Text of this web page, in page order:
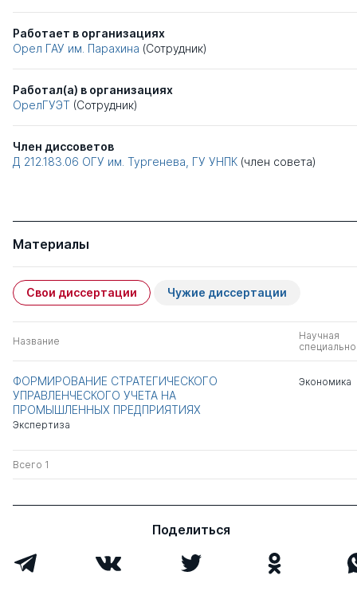
Работает в организациях
Орел ГАУ им. Парахина (Сотрудник)
Работал(а) в организациях
ОрелГУЭТ (Сотрудник)
Член диссоветов
Д 212.183.06 ОГУ им. Тургенева, ГУ УНПК (член совета)
Материалы
Свои диссертации Чужие диссертации
Название
Научная
ФОРМИРОВАНИЕ СТРАТЕГИЧЕСКОГО
УПРАВЛЕНЧЕСКОГО УЧЕТА НА
ПРОМЫШЛЕННЫХ ПРЕДПРИЯТИЯХ
Экспертиза
Экономика
Всего 1
Поделиться